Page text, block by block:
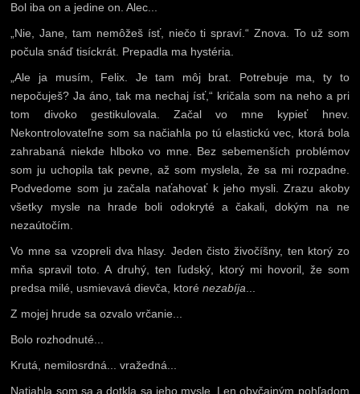
Bol iba on a jedine on. Alec...
„Nie, Jane, tam nemôžeš ísť, niečo ti spraví.“ Znova. To už som
počula snáď tisíckrát. Prepadla ma hystéria.
„Ale ja musím, Felix. Je tam môj brat. Potrebuje ma, ty to
nepočuješ? Ja áno, tak ma nechaj ísť,“ kričala som na neho a pri
tom divoko gestikulovala. Začal vo mne kypieť hnev.
Nekontrolovateľne som sa načiahla po tú elastickú vec, ktorá bola
zahrabaná niekde hlboko vo mne. Bez sebemenších problémov
som ju uchopila tak pevne, až som myslela, že sa mi rozpadne.
Podvedome som ju začala naťahovať k jeho mysli. Zrazu akoby
všetky mysle na hrade boli odokryté a čakali, dokým na ne
nezaútočím.
Vo mne sa vzopreli dva hlasy. Jeden čisto živočíšny, ten ktorý zo
mňa spravil toto. A druhý, ten ľudský, ktorý mi hovoril, že som
predsa milé, usmievavá dievča, ktorénezabíja
Z mojej hrude sa ozvalo vrčanie...
Bolo rozhodnuté...
Krutá, nemilosrdná... vražedná...
Natiahla som sa a dotkla sa jeho mysle. Len obyčajným pohľadom